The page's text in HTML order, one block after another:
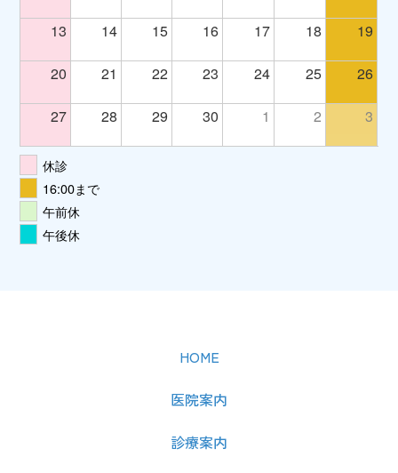
13 14 15 16 17 18 19
20 21 22 23 24 25 26
27 28 29 30 1 2 3
休診
16:00まで
午前休
午後休
HOME
医院案内
診療案内